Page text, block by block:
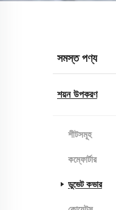
সমস্ত পণ্য
শয়ন উপকরণ
শীটসমূহ
কম্ফোর্টার
ডুভেট কভার